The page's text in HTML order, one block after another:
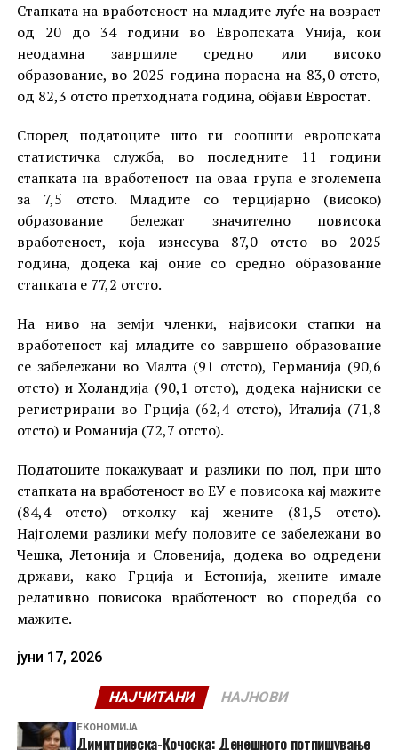
Стапката на вработеност на младите луѓе на возраст
од 20 до 34 години во Европската Унија, кои
неодамна завршиле средно или високо
образование, во 2025 година порасна на 83,0 отсто,
од 82,3 отсто претходната година, објави Евростат.
Според податоците што ги соопшти европската
статистичка служба, во последните 11 години
стапката на вработеност на оваа група е зголемена
за 7,5 отсто. Младите со терцијарно (високо)
образование бележат значително повисока
вработеност, која изнесува 87,0 отсто во 2025
година, додека кај оние со средно образование
стапката е 77,2 отсто.
На ниво на земји членки, највисоки стапки на
вработеност кај младите со завршено образование
се забележани во Малта (91 отсто), Германија (90,6
отсто) и Холандија (90,1 отсто), додека најниски се
регистрирани во Грција (62,4 отсто), Италија (71,8
отсто) и Романија (72,7 отсто).
Податоците покажуваат и разлики по пол, при што
стапката на вработеност во ЕУ е повисока кај мажите
(84,4 отсто) отколку кај жените (81,5 отсто).
Најголеми разлики меѓу половите се забележани во
Чешка, Летонија и Словенија, додека во одредени
држави, како Грција и Естонија, жените имале
релативно повисока вработеност во споредба со
мажите.
јуни 17, 2026
НАЈЧИТАНИ НАЈНОВИ
ЕКОНОМИЈА
Димитриеска-Кочоска: Денешното потпишување